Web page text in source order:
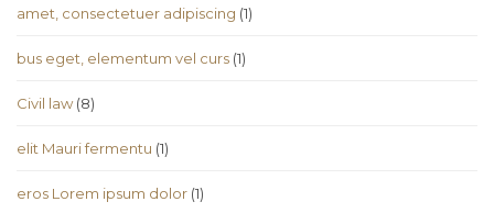
amet, consectetuer adipiscing (1)
bus eget, elementum vel curs (1)
Civil law(8)
elit Mauri fermentu (1)
eros Lorem ipsum dolor (1)